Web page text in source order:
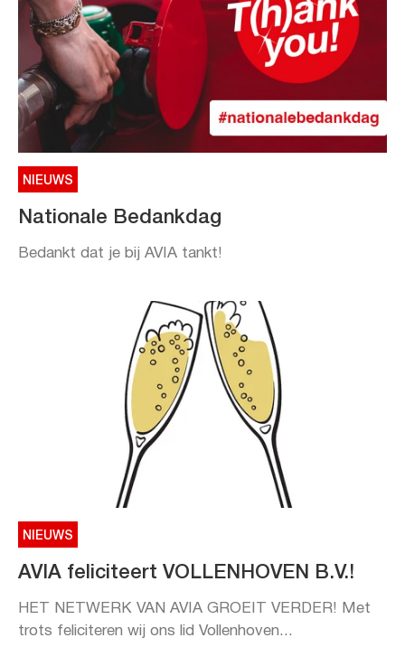
NIEUWS
Nationale Bedankdag
Bedankt dat je bij AVIA tankt!
NIEUWS
AVIA feliciteert VOLLENHOVEN B.V.!
HET NETWERK VAN AVIA GROEIT VERDER! Met
trots feliciteren wij ons lid Vollenhoven...